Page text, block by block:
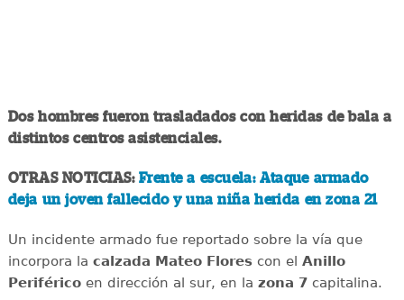
Dos hombres fueron trasladados con heridas de bala a
distintos centros asistenciales.
OTRAS NOTICIAS: Frente a escuela: Ataque armado
deja un joven fallecido y una niña herida en zona 21
Un incidente armado fue reportado sobre la vía que
incorpora la calzada Mateo Florescon el Anillo
Periféricoen dirección al sur, en la zona 7capitalina.